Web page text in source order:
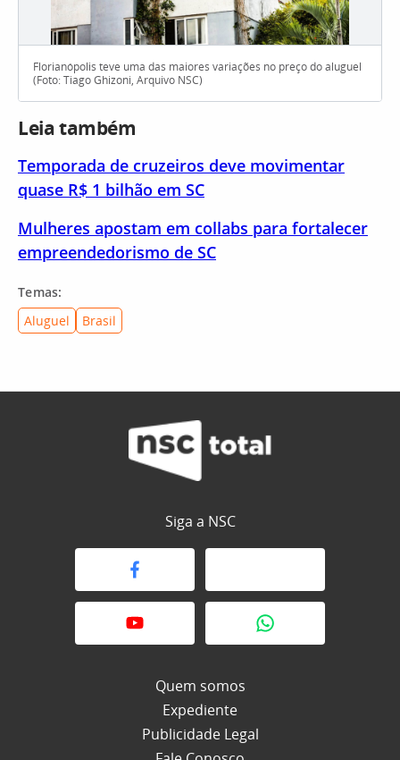
Florianópolis teve uma das maiores variações no preço do aluguel
(Foto: Tiago Ghizoni, Arquivo NSC)
Leia também
Temporada de cruzeiros deve movimentar
quase R$ 1 bilhão em SC
Mulheres apostam em collabs para fortalecer
empreendedorismo de SC
Temas:
Aluguel
Brasil
Siga a NSC
Quem somos
Expediente
Publicidade Legal